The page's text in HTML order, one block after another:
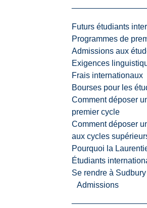
Futurs étudiants
Programmes de
Admissions aux
Exigences
Frais internationaux
Bourses pour les
Comment déposer
premier cycle
Comment déposer
aux cycles
Pourquoi la
Étudiants
Se rendre à Sudbury
Admissions